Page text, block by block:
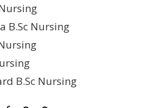
B.Sc Nursing
B.Sc Nursing